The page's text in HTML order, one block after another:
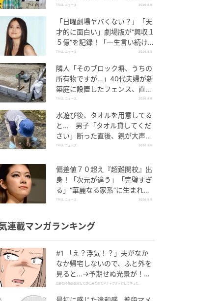
ぐのって大変」
TRILL ニュース 2026.8.6
「日曜劇場ヤバくない？」「天
才的に面白い」劇場版が“興収１
５億”を記録！「一生言い続け
る」放送後も続く“切望の声”
TRILL ニュース 2026.8.5
隣人「そのブロック塀、うちの
所有物ですが…」40代夫婦が新
築庭に設置したフェンス、直後
に迫られた"顛末"
TRILL ニュース 2026.8.6
水遊び後、タオルを用意してる
と… 男子「タオル貸してくだ
さい」断った直後、親が大声で
放った一言に絶句
TRILL ニュース 2026.8.6
偏差値７０超え『超難関校』出
身！「次元が違う」「完璧すぎ
る」“華麗なる家系”に生まれた
【規格外の逸材】
TRILL ニュース 2026.8.5
連載マンガランキング
#1 「え？浮気！？」夫がなか
なか帰宅しないので、ふと外を
見ると…→予期せぬ光景が！｜
旦那の不倫が発覚して頭に来た
旦那の不倫が発覚して頭に来たのでメチャクチャにしてやった